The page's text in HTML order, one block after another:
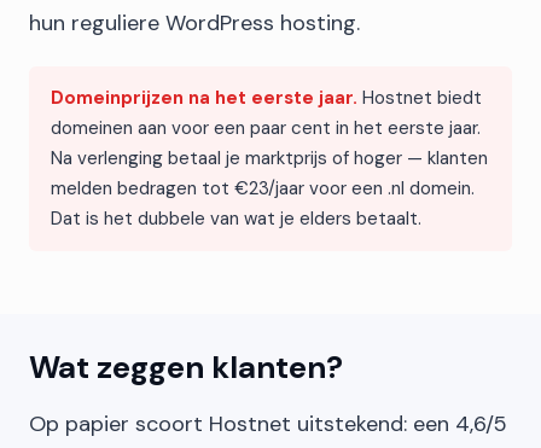
hun reguliere WordPress hosting.
Domeinprijzen na het eerste jaar. Hostnet biedt
domeinen aan voor een paar cent in het eerste jaar.
Na verlenging betaal je marktprijs of hoger — klanten
melden bedragen tot €23/jaar voor een .nl domein.
Dat is het dubbele van wat je elders betaalt.
Wat zeggen klanten?
Op papier scoort Hostnet uitstekend: een 4,6/5